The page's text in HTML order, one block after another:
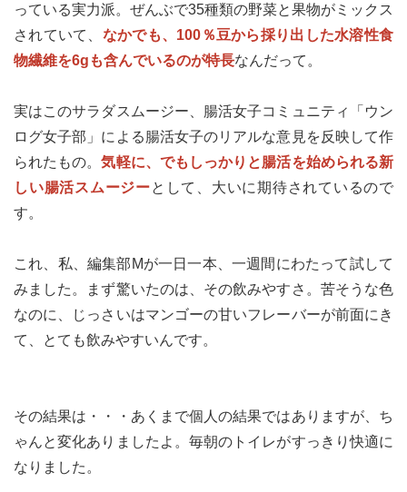
っている実力派。ぜんぶで35種類の野菜と果物がミックス
されていて、 なかでも、100％豆から採り出した水溶性食
物繊維を6gも含んでいるのが特長なんだって。
実はこのサラダスムージー、腸活女子コミュニティ「ウン
ログ女子部」による腸活女子のリアルな意見を反映して作
られたもの。気軽に、でもしっかりと腸活を始められる新
しい腸活スムージーとして、大いに期待されているので
す。
これ、私、編集部Mが一日一本、一週間にわたって試して
みました。まず驚いたのは、その飲みやすさ。苦そうな色
なのに、じっさいはマンゴーの甘いフレーバーが前面にき
て、とても飲みやすいんです。
その結果は・・・あくまで個人の結果ではありますが、ち
ゃんと変化ありましたよ。毎朝のトイレがすっきり快適に
なりました。